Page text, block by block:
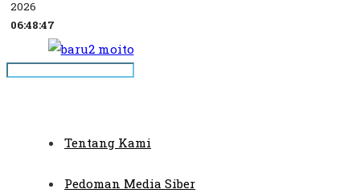
2026
06:48:47
Tentang Kami
Pedoman Media Siber